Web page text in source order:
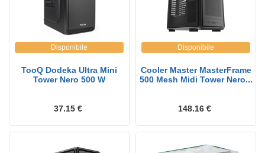
Disponibile
TooQ Dodeka Ultra Mini
Tower Nero 500 W
37.15 €
Disponibile
Cooler Master MasterFrame
500 Mesh Midi Tower Nero...
148.16 €